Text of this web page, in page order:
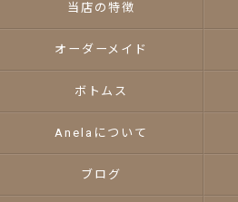
当店の特徴
オーダーメイド
ボトムス
Anelaについて
ブログ